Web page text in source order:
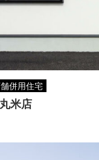
舗併用住宅
米店